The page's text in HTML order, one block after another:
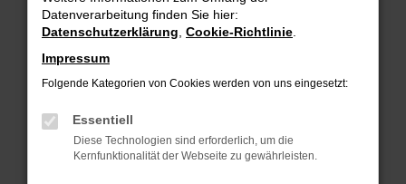
Internetverbindung.
Laden andere Webseiten, zum Beispiel deine
Suchmaschine?
Prüfe deine Browsererweiterungen.
das Laden bestimmter Seiten verhindern.
Funktioniert die Seite in einem anderen Browser
oder in einem privaten Fenster?
Datenverarbeitung finden Sie hier:
Datenschutzerklärung Cookie-Richtlinie
Impressum
Folgende Kategorien von Cookies werden von uns eingesetzt:
Essentiell
Diese Technologien sind erforderlich, um die
Kernfunktionalität der Webseite zu gewährleisten.